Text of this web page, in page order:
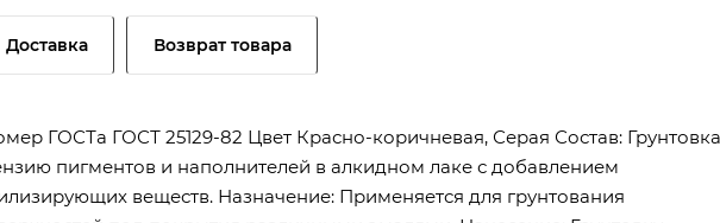
Доставка Возврат товара
ГОСТа ГОСТ 25129-82 Цвет Красно-коричневая, Серая Состав: Грунтовка
пигментов и наполнителей в алкидном лаке с добавлением
веществ. Назначение: Применяется для грунтования